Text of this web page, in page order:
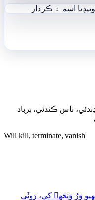
اسم ۽ ڪردار
ناس ڪندئي، برباد
Will kill, terminate, vanish
وَرُ وَنجَهہ کي، رَوئَي